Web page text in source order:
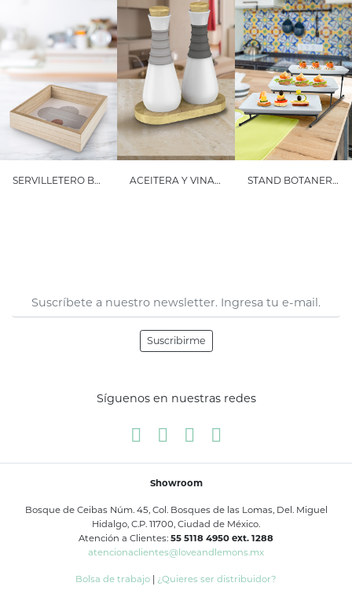
SERVILLETERO BOHO ACEITERA Y VINAGRERA OLIMPIA STAND BOTANERO HYDE PARK
Suscribirme
Síguenos en nuestras redes
Showroom
Bosque de Ceibas Núm. 45, Col. Bosques de las Lomas, Del. Miguel
Hidalgo, C.P. 11700, Ciudad de México.
Atención a Clientes: 55 5118 4950 ext. 1288
atencionaclientes@loveandlemons.mx
Bolsa de trabajo ¿Quieres ser distribuidor?